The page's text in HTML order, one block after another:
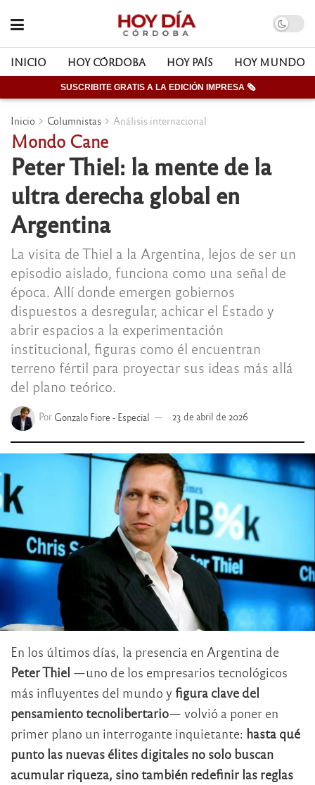
INICIO HOY CÓRDOBA HOY PAÍS HOY MUNDO
SUSCRIBITE GRATIS A LA EDICIÓN IMPRESA 🗞
Inicio Columnistas Análisis internacional
Mondo Cane
Peter Thiel: la mente de la
ultra derecha global en
Argentina
La visita de Thiel a la Argentina, lejos de ser un
episodio aislado, funciona como una señal de
época. Allí donde emergen gobiernos
dispuestos a desregular, achicar el Estado y
abrir espacios a la experimentación
institucional, figuras como él encuentran
terreno fértil para proyectar sus ideas más allá
del plano teórico.
Por Gonzalo Fiore - Especial 23 de abril de 2026
En los últimos días, la presencia en Argentina de
Peter Thiel —uno de los empresarios tecnológicos
más influyentes del mundo y figura clave del
pensamiento tecnolibertario— volvió a poner en
primer plano un interrogante inquietante: hasta qué
punto las nuevas élites digitales no solo buscan
acumular riqueza, sino también redefinir las reglas